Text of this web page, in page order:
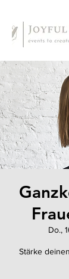
Do.,
Stärke